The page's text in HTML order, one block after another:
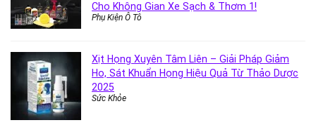
Cho Không Gian Xe Sạch & Thơm 1!
Phụ Kiện Ô Tô
Xịt Họng Xuyên Tâm Liên – Giải Pháp Giảm
Ho, Sát Khuẩn Họng Hiệu Quả Từ Thảo Dược
2025
Sức Khỏe